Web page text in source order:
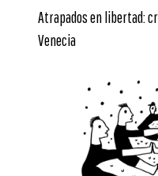
Atrapados en libertad:
Venecia